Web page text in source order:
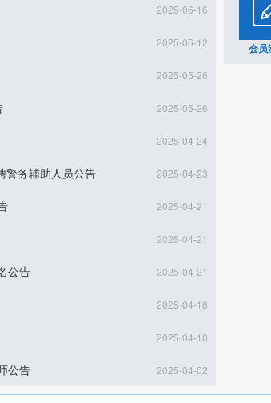
2025-06-16
2025-06-12
2025-05-26
2025-05-26
2025-04-24
警务辅助人员公告 2025-04-23
2025-04-21
2025-04-21
公告 2025-04-21
2025-04-18
2025-04-10
公告 2025-04-02
会员